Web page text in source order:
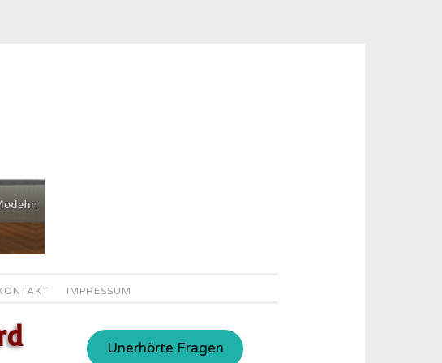
IMPRESSUM
Unerhörte Fragen